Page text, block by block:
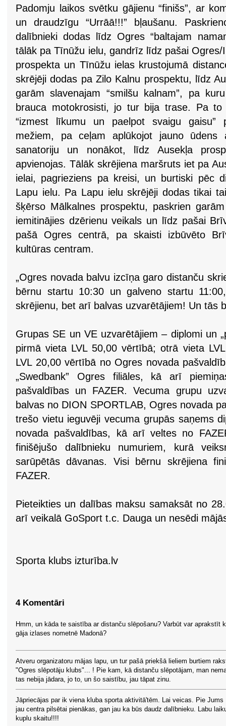
Padomju laikos svētku gājienu “finišs”, ar
un draudzīgu “Urrāā!!!” bļaušanu.
dalībnieki dodas līdz Ogres “baltajam
tālāk pa Tīnūžu ielu, gandrīz līdz pašai Ogres/
prospekta un Tīnūžu ielas krustojumā
skrējēji dodas pa Zilo Kalnu prospektu, līdz
garām slavenajam “smilšu kalnam”, pa
brauca motokrosisti, jo tur bija trase. Pa
“izmest līkumu un paelpot svaigu gaisu”
mežiem, pa ceļam aplūkojot jauno ūdens
sanatoriju un nonākot, līdz Ausekļa
apvienojas. Tālāk skrējiena maršruts iet pa
ielai, pagrieziens pa kreisi, un burtiski pēc
Lapu ielu. Pa Lapu ielu skrējēji dodas tikai
šķērso Mālkalnes prospektu, paskrien
iemitinājies dzērienu veikals un līdz pašai
pašā Ogres centrā, pa skaisti izbūvēto
kultūras centram.
„Ogres novada balvu izcīņa garo distanču
bērnu startu 10:30 un galveno startu
skrējienu, bet arī balvas uzvarētājiem! Un tās
Grupas SE un VE uzvarētājiem – diplomi un
pirmā vieta LVL 50,00 vērtībā; otrā vieta
LVL 20,00 vērtībā no Ogres novada
„Swedbank” Ogres filiāles, kā arī
pašvaldības un FAZER. Vecuma grupu
balvas no DION SPORTLAB, Ogres novada
trešo vietu ieguvēji vecuma grupās saņems
novada pašvaldības, kā arī veltes no
finišējušo dalībnieku numuriem, kurā
sarūpētās dāvanas. Visi bērnu skrējiena
FAZER.
Pieteikties un dalības maksu samaksāt no
arī veikalā GoSport t.c. Dauga un nesēdi
Sporta klubs izturība.lv
4 Komentāri
Hmm, un kāda te saistība ar distanču slēpošanu? Varbūt var aprakstīt
gāja izlases nometnē Madonā?
Atveru organizatoru mājas lapu, un tur pašā priekšā lieliem burtiem
"Ogres slēpotāju klubs"... ! Pie kam, kā distanču slēpotājam, man
tas nebija jādara, jo to, un šo saistību, jau tāpat zinu.
Jāpriecājas par ik viena kluba sporta aktivitā'tēm. Lai veicas. Pie Jums
jau centra pilsētai pienākas, gan jau ka būs daudz dalībnieku. Labu
kuplu skaitu!!!!